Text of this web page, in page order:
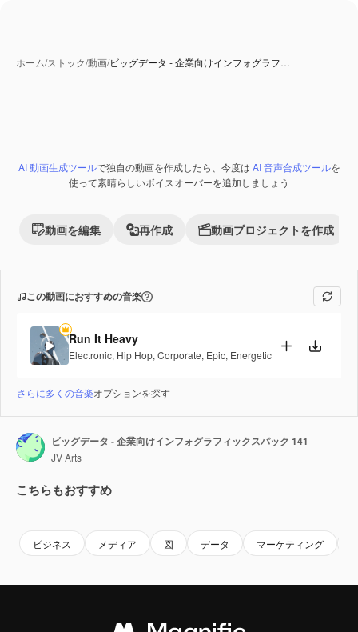
ホーム/ストック/動画/ビッグデータ - 企業向けインフォグラフ…
Premium
AI 動画生成ツールで独自の動画を作成したら、今度は AI 音声合成ツールを
使って素晴らしいボイスオーバーを追加しましょう
動画を編集 再作成 動画プロジェクトを作成
この動画におすすめの音楽
Run It Heavy
Electronic, Hip Hop, Corporate, Epic, Energetic
さらに多くの音楽オプションを探す
ビッグデータ - 企業向けインフォグラフィックスパック 141
JV Arts
こちらもおすすめ
ビジネス メディア 図 データ マーケティング